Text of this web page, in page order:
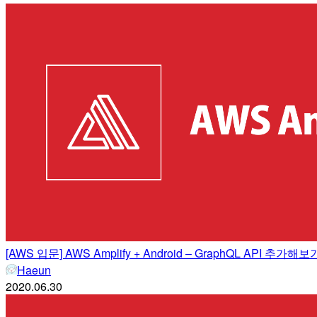
[AWS 입문] AWS Amplify + Android – GraphQL API 추가해보
Haeun
2020.06.30